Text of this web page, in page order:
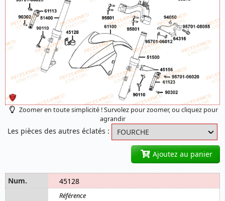
Zoomer en toute simplicité ! Survolez pour zoomer, ou cliquez pour
agrandir
Les pièces des autres éclatés :
Ajoutez au panier
45128